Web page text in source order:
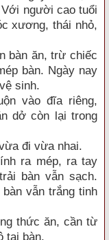
người cao tuổi
xương, thái nhỏ,
bàn ăn, trừ chiếc
bàn. Ngày nay
sinh.
vào đĩa riêng,
dở còn lại trong
đi vừa nhai.
ra mép, ra tay
bàn vẫn sạch.
vẫn trắng tinh
thức ăn, cần từ
tại bàn.